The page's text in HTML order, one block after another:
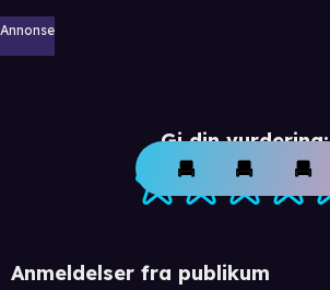
Annonse
Gi din vurdering:
Anmeldelser fra publikum